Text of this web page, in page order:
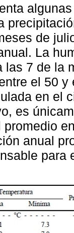
de
La
las 7 de la
el 50
en el
es
anual
para